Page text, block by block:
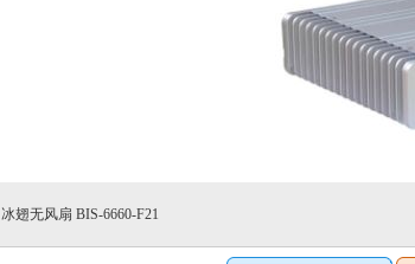
冰翅无风扇 BIS-6660-F21